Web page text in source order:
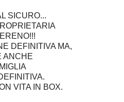
SICURO...
DEFINITIVA MA,
ANCHE
VITA IN BOX.